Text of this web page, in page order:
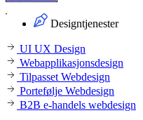
Designtjenester
UI UX Design
Webapplikasjonsdesign
Tilpasset Webdesign
Portefølje Webdesign
B2B e-handels webdesign